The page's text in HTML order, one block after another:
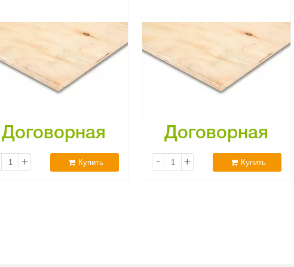
Договорная
+ Купить
Договорная
- + Купить